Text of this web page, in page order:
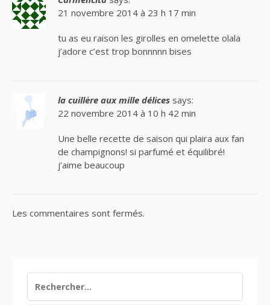
21 novembre 2014 à 23 h 17 min
tu as eu raison les girolles en omelette olala
j’adore c’est trop bonnnnn bises
la cuillère aux mille délices says:
22 novembre 2014 à 10 h 42 min
Une belle recette de saison qui plaira aux fan
de champignons! si parfumé et équilibré!
j’aime beaucoup
Les commentaires sont fermés.